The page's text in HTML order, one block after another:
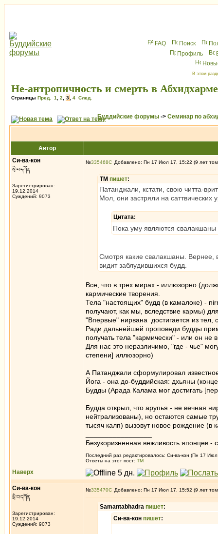
FAQ Поиск
Профиль
В этом
Не-антропичность и смерть в Абхидхарме
Страницы Пред. 1 2 3 4 След.
Буддийские форумы -> Семинар по
Автор
Си-ва-кон
སྲི་བ་དཀོན
Зарегистрирован:
19.12.2014
Суждений: 9073
№335468 Добавлено: Пн 17 Июл 17, 15:22 (9 лет
ТМ пишет:
Патанджали, кстати, свою читта-
Мол, они застряли на саттвических
Цитата:
Пока уму являются
Смотря какие свалакшаны. Вернее,
видит заблудившихся будд.
Все, что в трех мирах - иллюзорно
кармические творения.
Тела "настоящих" будд (в камалоке) -
получают, как мы, вследствие кармы)
"Впервые" нирвана достигается из тел,
Ради дальнейшей проповеди будды
получать тела "кармически" - или он
Для нас это неразличимо, "где - чье"
степени] иллюзорно)
А Патанджали сформулировал
Йога - она до-буддийская: дхьяны
Будды (Арада Калама мог достигать
Будда открыл, что арупья - не вечная
нейтрализованы), но остаются самые
тысяч калп) вызовут новое рождение (в
Безукоризненная вежливость японцев -
Последний раз редактировалось: Си-ва-кон (Пн 17
Ответы на этот пост: ТМ
Наверх
Си-ва-кон
སྲི་བ་དཀོན
Зарегистрирован:
19.12.2014
Суждений: 9073
№335470 Добавлено: Пн 17 Июл 17, 15:52 (9 лет
Samantabhadra пишет:
Си-ва-кон пишет: